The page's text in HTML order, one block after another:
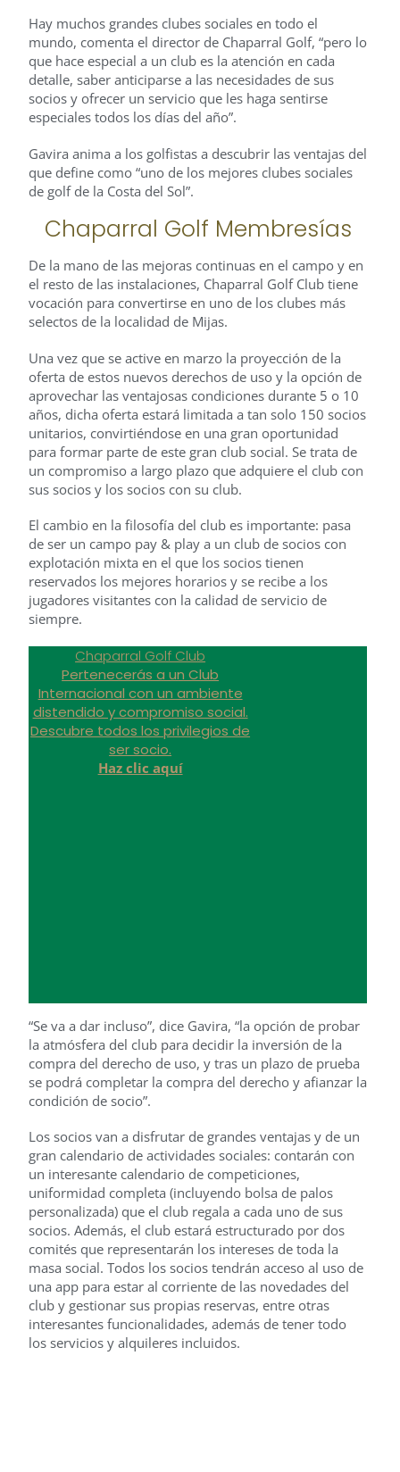
Hay muchos grandes clubes sociales en todo el
mundo, comenta el director de Chaparral Golf, “pero lo
que hace especial a un club es la atención en cada
detalle, saber anticiparse a las necesidades de sus
socios y ofrecer un servicio que les haga sentirse
especiales todos los días del año”.
Gavira anima a los golfistas a descubrir las ventajas del
que define como “uno de los mejores clubes sociales
de golf de la Costa del Sol”.
Chaparral Golf Membresías
De la mano de las mejoras continuas en el campo y en
el resto de las instalaciones, Chaparral Golf Club tiene
vocación para convertirse en uno de los clubes más
selectos de la localidad de Mijas.
Una vez que se active en marzo la proyección de la
oferta de estos nuevos derechos de uso y la opción de
aprovechar las ventajosas condiciones durante 5 o 10
años, dicha oferta estará limitada a tan solo 150 socios
unitarios, convirtiéndose en una gran oportunidad
para formar parte de este gran club social. Se trata de
un compromiso a largo plazo que adquiere el club con
sus socios y los socios con su club.
El cambio en la filosofía del club es importante: pasa
de ser un campo pay & play a un club de socios con
explotación mixta en el que los socios tienen
reservados los mejores horarios y se recibe a los
jugadores visitantes con la calidad de servicio de
siempre.
Chaparral Golf Club
Pertenecerás a un Club
Internacional con un ambiente
distendido y compromiso social.
Descubre todos los privilegios de
ser socio.
Haz clic aquí
“Se va a dar incluso”, dice Gavira, “la opción de probar
la atmósfera del club para decidir la inversión de la
compra del derecho de uso, y tras un plazo de prueba
se podrá completar la compra del derecho y afianzar la
condición de socio”.
Los socios van a disfrutar de grandes ventajas y de un
gran calendario de actividades sociales: contarán con
un interesante calendario de competiciones,
uniformidad completa (incluyendo bolsa de palos
personalizada) que el club regala a cada uno de sus
socios. Además, el club estará estructurado por dos
comités que representarán los intereses de toda la
masa social. Todos los socios tendrán acceso al uso de
una app para estar al corriente de las novedades del
club y gestionar sus propias reservas, entre otras
interesantes funcionalidades, además de tener todo
los servicios y alquileres incluidos.